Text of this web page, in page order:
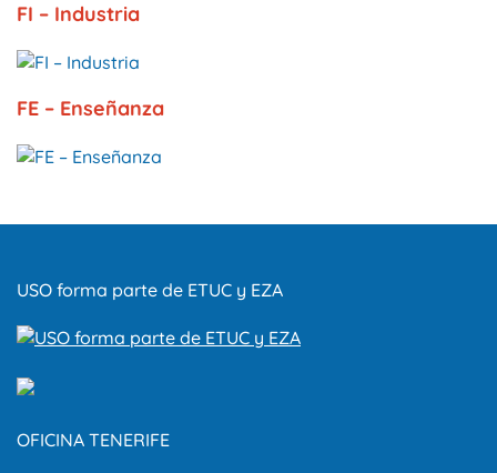
FI – Industria
FE – Enseñanza
USO forma parte de ETUC y EZA
OFICINA TENERIFE